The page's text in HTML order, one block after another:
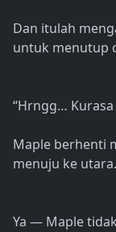
Dan itulah
untuk menutup
“Hrngg…
Maple berhenti
menuju ke utara.
Ya — Maple